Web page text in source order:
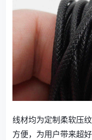
线材均为定制柔软压
方便，为用户带来超好